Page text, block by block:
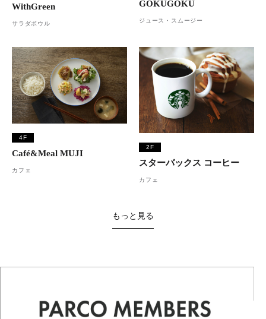
WithGreen
サラダボウル
GOKUGOKU
ジュース・スムージー
4F
Café&Meal MUJI
カフェ
2F
スターバックス コーヒー
カフェ
もっと見る